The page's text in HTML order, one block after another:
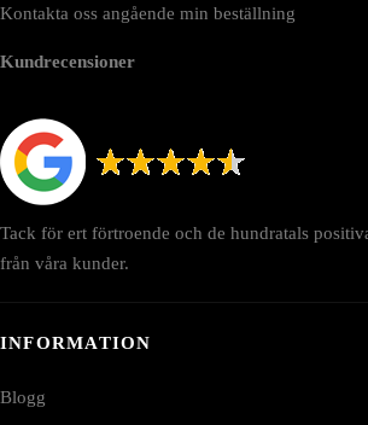
Kontakta oss angående min beställning
Kundrecensioner
Tack för ert förtroende och de hundratals
från våra kunder.
INFORMATION
Blogg